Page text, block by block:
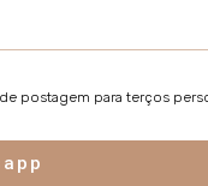
postagem para terços